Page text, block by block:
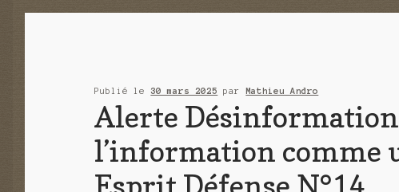
Publié le30 mars 2025 parMathieu Andro
Alerte
l’information comme